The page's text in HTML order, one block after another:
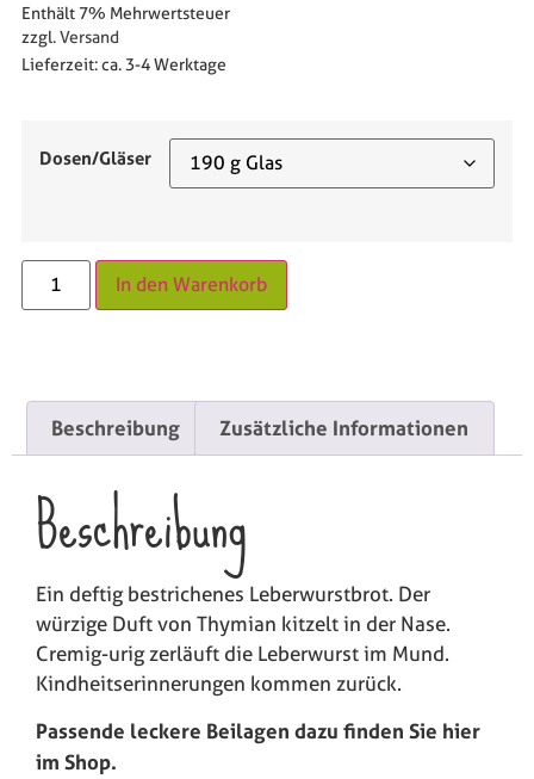
Enthält 7% Mehrwertsteuer
zzgl.Versand
Lieferzeit: ca. 3-4 Werktage
Dosen/Gläser
In den Warenkorb
Beschreibung Zusätzliche Informationen
Beschreibung
Ein deftig bestrichenes Leberwurstbrot. Der
würzige Duft von Thymian kitzelt in der Nase.
Cremig-urig zerläuft die Leberwurst im Mund.
Kindheitserinnerungen kommen zurück.
Passende leckere Beilagen dazu finden Sie hier
im Shop.